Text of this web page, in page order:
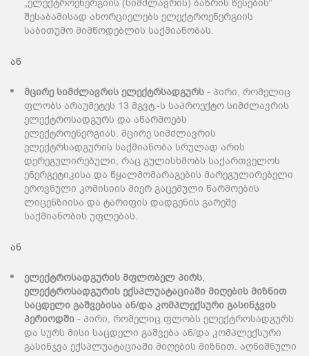
„ელექტროენერგიის (სიმძლავრის) ბაზრის წესების“
შესაბამისად ახორციელებს ელექტროენერგიის
საბითუმო მიმწოდებლის საქმიანობას.
ან
მცირე სიმძლავრის ელექტრსადგურს - პირი, რომელიც
ფლობს არაუმეტეს 13 მგვტ.-ს საპროექტო სიმძლავრის
ელექტროსადგურს და აწარმოებს
ელექტროენერგიას. მცირე სიმძლავრის
ელექტრსადგურის საქმიანობა სრულად არის
დერეგულირებული, რაც გულისხმობს საქართველოს
ენერგეტიკისა და წყალმომარაგების მარეგულირებელი
ეროვნული კომისიის მიერ გაცემული წარმოების
ლიცენზიისა და ტარიფის დადგენის გარეშე
საქმიანობის უფლებას.
ან
ელექტროსადგურის მფლობელ პირს,
ელექტროსადგურის ექსპლუატაციაში მიღების მიზნით
საცდელი გაშვებისა ან/და კომპლექსური გასინჯვის
პერიოდში - პირი, რომელიც ფლობს ელექტროსადგურს
და სურს მისი საცდელი გაშვება ან/და კომპლექსური
გასინჯვა ექსპლუატაციაში მიღების მიზნით. აღნიშნული